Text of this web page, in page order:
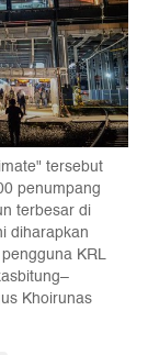
tersebut
penumpang
terbesar di
diharapkan
KRL
Khoirunas